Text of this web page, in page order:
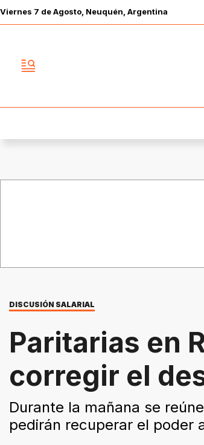
Viernes 7 deAgosto , Neuquén, Argentina
DISCUSIÓN SALARIAL
Paritarias en
corregir el
Durante la mañana se
pedirán recuperar el poder